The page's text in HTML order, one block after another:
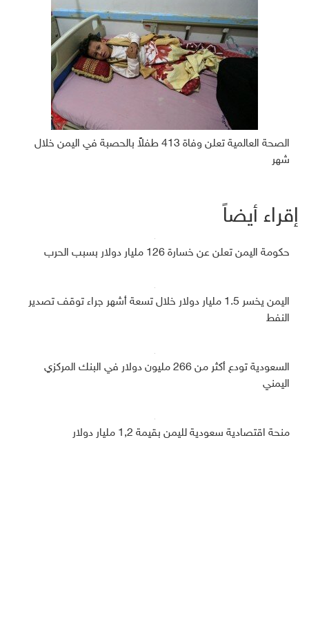
الصحة العالمية تعلن وفاة 413 طفلاً بالحصبة في اليمن خلال
شهر
إقراء أيضاً
حكومة اليمن تعلن عن خسارة 126 مليار دولار بسبب الحرب
اليمن يخسر 1.5 مليار دولار خلال تسعة أشهر جراء توقف تصدير
النفط
السعودية تودع أكثر من 266 مليون دولار في البنك المركزي
اليمني
منحة اقتصادية سعودية لليمن بقيمة 1,2 مليار دولار